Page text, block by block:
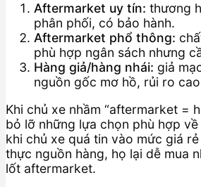
Aftermarket uy tín: thương
phân phối, có bảo hành.
Aftermarket phổ thông:
phù hợp ngân sách nhưng
Hàng giả/hàng nhái: giả
nguồn gốc mơ hồ, rủi ro
Khi chủ xe nhầm “aftermarket =
bỏ lỡ những lựa chọn phù hợp
khi chủ xe quá tin vào mức giá
thực nguồn hàng, họ lại dễ mua
lốt aftermarket.